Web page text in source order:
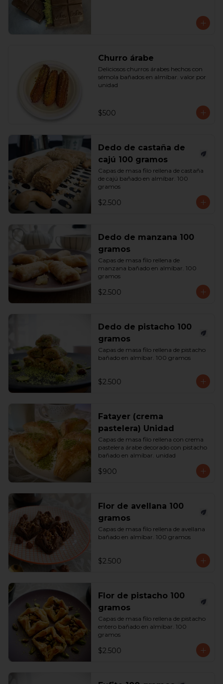
Churro árabe
Deliciosos churros árabes hechos con
sémola bañados en almíbar. valor por
unidad
$500
Dedo de castaña de
cajú 100 gramos
Capas de masa filo rellena de castaña
de cajú bañado en almíbar. 100
gramos
$2.500
Dedo de manzana 100
gramos
Capas de masa filo rellena de
manzana bañado en almíbar. 100
gramos
$2.500
Dedo de pistacho 100
gramos
Capas de masa filo rellena de pistacho
bañado en almíbar. 100 gramos
$2.500
Fatayer (crema
pastelera) Unidad
Capas de masa filo rellena con crema
pastelera árabe decorado con pistacho
bañado en almíbar. unidad
$900
Flor de avellana 100
gramos
Capas de masa filo rellena de avellana
bañado en almíbar. 100 gramos
$2.500
Flor de pistacho 100
gramos
Capas de masa filo rellena de pistacho
entero bañado en almíbar. 100
gramos
$2.500